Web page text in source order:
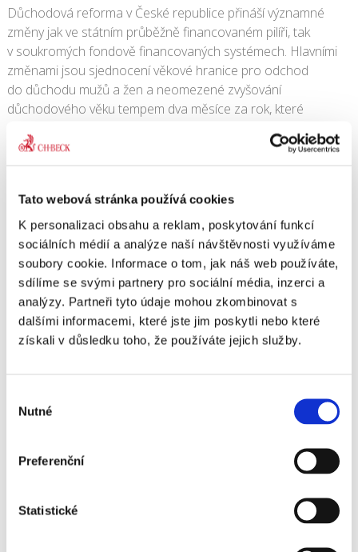
Tato webová stránka používá cookies
K personalizaci obsahu a reklam, poskytování funkcí
sociálních médií a analýze naší návštěvnosti využíváme
soubory cookie. Informace o tom, jak náš web používáte,
sdílíme se svými partnery pro sociální média, inzerci a
analýzy. Partneři tyto údaje mohou zkombinovat s
dalšími informacemi, které jste jim poskytli nebo které
získali v důsledku toho, že používáte jejich služby.
souhlasu
Nutné
Preferenční
Statistické
Důchodová reforma v České republice přináší významné
změny jak ve státním průběžně financovaném pilíři, tak
v soukromých fondově financovaných systémech. Hlavními
změnami jsou sjednocení věkové hranice pro odchod
do důchodu mužů a žen a neomezené zvyšování
důchodového věku tempem dva měsíce za rok, které
populace a tím stabilizuje počet let strávených v důchodu.
připojištění se státním příspěvkem, včetně změn v oblasti
státní podpory, a od 1. 1. 2013 bude spuštěn systém
důchodového spoření. Oba tyto kroky zajistí vyšší diverzifikaci
příjmů občanů ve stáří.
27. 2. 2012 | OBSAH